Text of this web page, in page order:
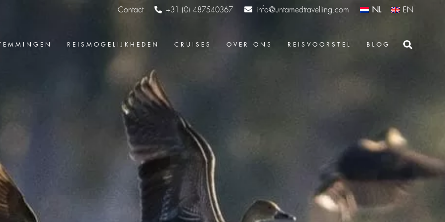
Contact +31 (0) 487540367 info@untamedtravelling.com NL EN
REISMOGELIJKHEDEN CRUISES OVER ONS REISVOORSTEL BLOG